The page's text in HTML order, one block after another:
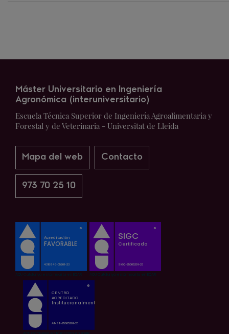
Máster Universitario en Ingeniería
Agronómica (interuniversitario)
Escuela Técnica Superior de Ingeniería Agroalimentaria y
Forestal y de Veterinaria - Universitat de Lleida
Mapa del web Contacto
973 70 25 10